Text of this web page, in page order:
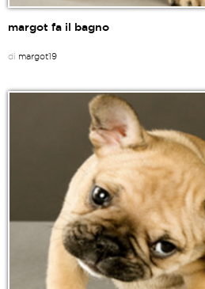
margot fa il bagno
di margot19